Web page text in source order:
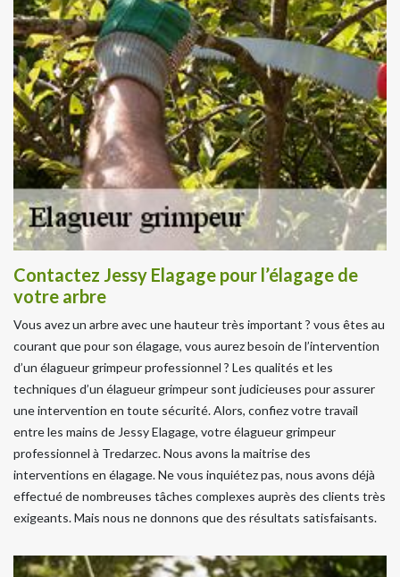
Contactez Jessy Elagage pour l’élagage de
votre arbre
Vous avez un arbre avec une hauteur très important ? vous êtes au
courant que pour son élagage, vous aurez besoin de l’intervention
d’un élagueur grimpeur professionnel ? Les qualités et les
techniques d’un élagueur grimpeur sont judicieuses pour assurer
une intervention en toute sécurité. Alors, confiez votre travail
entre les mains de Jessy Elagage, votre élagueur grimpeur
professionnel à Tredarzec. Nous avons la maitrise des
interventions en élagage. Ne vous inquiétez pas, nous avons déjà
effectué de nombreuses tâches complexes auprès des clients très
exigeants. Mais nous ne donnons que des résultats satisfaisants.